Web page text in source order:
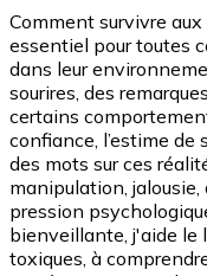
Comment survivre
essentiel pour toutes
dans leur
sourires, des
certains
confiance, l’estime
des mots sur ces
manipulation,
pression
bienveillante, j'aide le
toxiques, à